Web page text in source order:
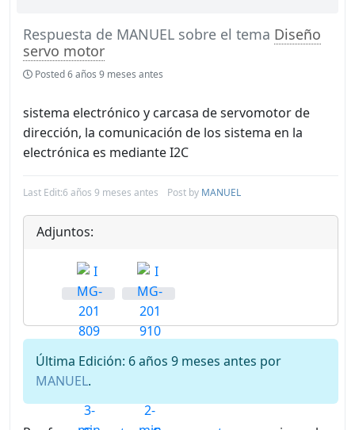
Respuesta de MANUEL sobre el tema Diseño
servo motor
Posted6 años 9 meses antes
sistema electrónico y carcasa de servomotor de
dirección, la comunicación de los sistema en la
electrónica es mediante I2C
Last Edit:6 años 9 meses antes Post by MANUEL
Adjuntos:
Última Edición: 6 años 9 meses antes por
MANUEL.